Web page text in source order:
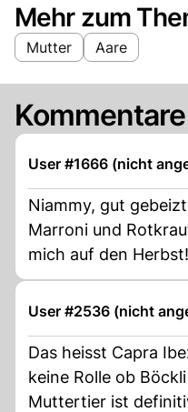
Mehr zum
Mutter Aare
Kommentare
User #1666 (nicht
Niammy, gut
Marroni und
mich auf den Herbst!
User #2536 (nicht
Das heisst Capra
keine Rolle ob
Muttertier ist